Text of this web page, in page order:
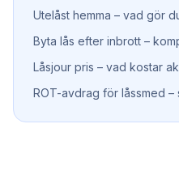
Utelåst hemma – vad gör
Byta lås efter inbrott –
Låsjour pris – vad kostar
ROT-avdrag för låssmed